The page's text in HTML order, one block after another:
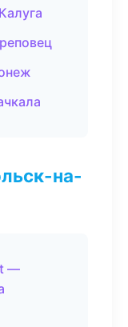
на-
—